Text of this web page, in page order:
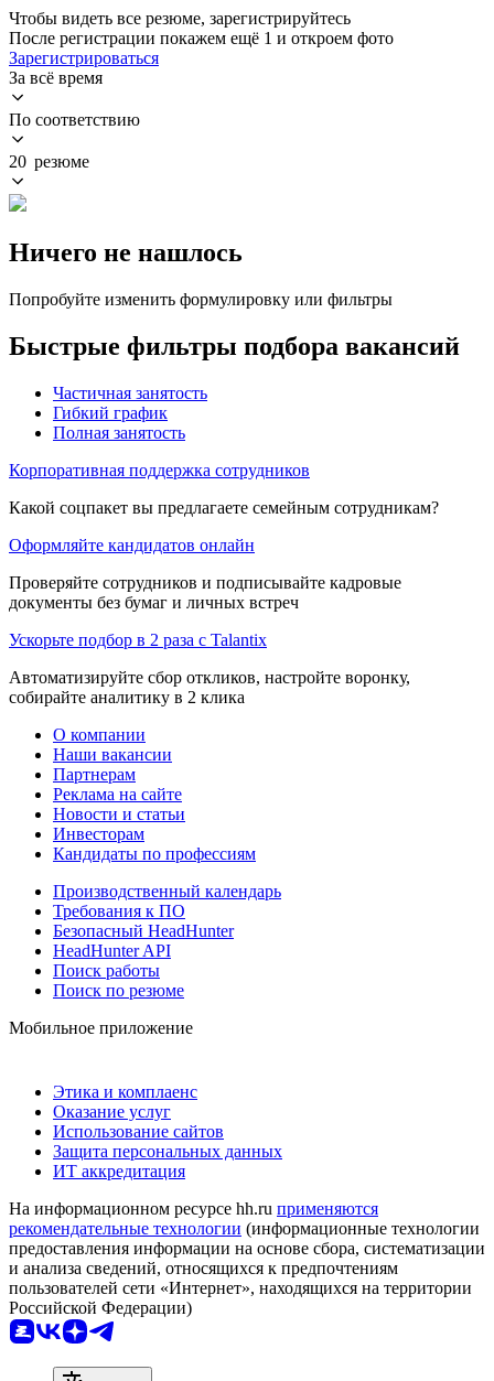
Чтобы видеть все резюме, зарегистрируйтесь
После регистрации покажем ещё 1 и откроем фото
Зарегистрироваться
За всё время
По соответствию
20 резюме
Ничего не нашлось
Попробуйте изменить формулировку или фильтры
Быстрые фильтры подбора вакансий
Частичная занятость
Гибкий график
Полная занятость
Корпоративная поддержка сотрудников
Какой соцпакет вы предлагаете семейным сотрудникам?
Оформляйте кандидатов онлайн
Проверяйте сотрудников и подписывайте кадровые
документы без бумаг и личных встреч
Ускорьте подбор в 2 раза с Talantix
Автоматизируйте сбор откликов, настройте воронку,
собирайте аналитику в 2 клика
О компании
Наши вакансии
Партнерам
Реклама на сайте
Новости и статьи
Инвесторам
Кандидаты по профессиям
Производственный календарь
Требования к ПО
Безопасный HeadHunter
HeadHunter API
Поиск работы
Поиск по резюме
Мобильное приложение
Этика и комплаенс
Оказание услуг
Использование сайтов
Защита персональных данных
ИТ аккредитация
На информационном ресурсе hh.ru применяются
рекомендательные технологии (информационные технологии
предоставления информации на основе сбора, систематизации
и анализа сведений, относящихся к предпочтениям
пользователей сети «Интернет», находящихся на территории
Российской Федерации)